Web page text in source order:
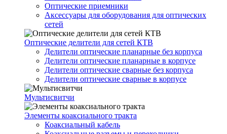
Оптические приемники
Аксессуары для оборудования для оптических
сетей
Оптические делители для сетей КТВ
Делители оптические планарные без корпуса
Делители оптические планарные в корпусе
Делители оптические сварные без корпуса
Делители оптические сварные в корпусе
Мультисвитчи
Элементы коаксиального тракта
Коаксиальный кабель